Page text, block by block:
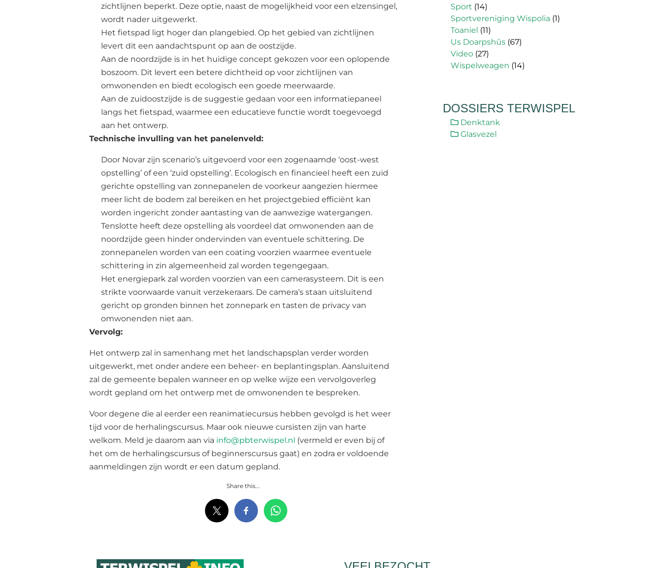
zichtlijnen beperkt. Deze optie, naast de mogelijkheid voor een elzensingel,
wordt nader uitgewerkt.
Het fietspad ligt hoger dan plangebied. Op het gebied van zichtlijnen
levert dit een aandachtspunt op aan de oostzijde.
Aan de noordzijde is in het huidige concept gekozen voor een oplopende
boszoom. Dit levert een betere dichtheid op voor zichtlijnen van
omwonenden en biedt ecologisch een goede meerwaarde.
Aan de zuidoostzijde is de suggestie gedaan voor een informatiepaneel
langs het fietspad, waarmee een educatieve functie wordt toegevoegd
aan het ontwerp.
Technische invulling van het panelenveld:
Door Novar zijn scenario’s uitgevoerd voor een zogenaamde ‘oost-west
opstelling’ of een ‘zuid opstelling’. Ecologisch en financieel heeft een zuid
gerichte opstelling van zonnepanelen de voorkeur aangezien hiermee
meer licht de bodem zal bereiken en het projectgebied efficiënt kan
worden ingericht zonder aantasting van de aanwezige watergangen.
Tenslotte heeft deze opstelling als voordeel dat omwonenden aan de
noordzijde geen hinder ondervinden van eventuele schittering. De
zonnepanelen worden van een coating voorzien waarmee eventuele
schittering in zin algemeenheid zal worden tegengegaan.
Het energiepark zal worden voorzien van een camerasysteem. Dit is een
strikte voorwaarde vanuit verzekeraars. De camera’s staan uitsluitend
gericht op gronden binnen het zonnepark en tasten de privacy van
omwonenden niet aan.
Vervolg:
Het ontwerp zal in samenhang met het landschapsplan verder worden
uitgewerkt, met onder andere een beheer- en beplantingsplan. Aansluitend
zal de gemeente bepalen wanneer en op welke wijze een vervolgoverleg
wordt gepland om het ontwerp met de omwonenden te bespreken.
Voor degene die al eerder een reanimatiecursus hebben gevolgd is het weer
tijd voor de herhalingscursus. Maar ook nieuwe cursisten zijn van harte
welkom. Meld je daarom aan via info@pbterwispel.nl (vermeld er even bij of
het om de herhalingscursus of beginnerscursus gaat) en zodra er voldoende
aanmeldingen zijn wordt er een datum gepland.
Share this...
Sport (14)
Sportvereniging Wispolia (1)
Toaniel (11)
Us Doarpshûs (67)
Video (27)
Wispelweagen (14)
DOSSIERS TERWISPEL
Denktank
Glasvezel